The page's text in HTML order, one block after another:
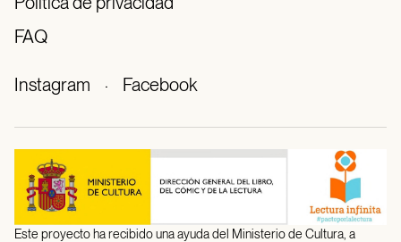
FAQ
Instagram · Facebook
Este proyecto ha recibido una ayuda del Ministerio de Cultura, a